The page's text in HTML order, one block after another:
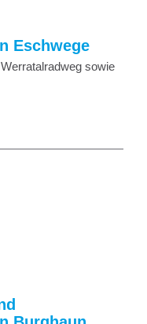
Eschwege
sowie